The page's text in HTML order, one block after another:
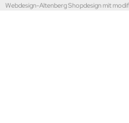
Webdesign-Altenberg Shopdesign mit